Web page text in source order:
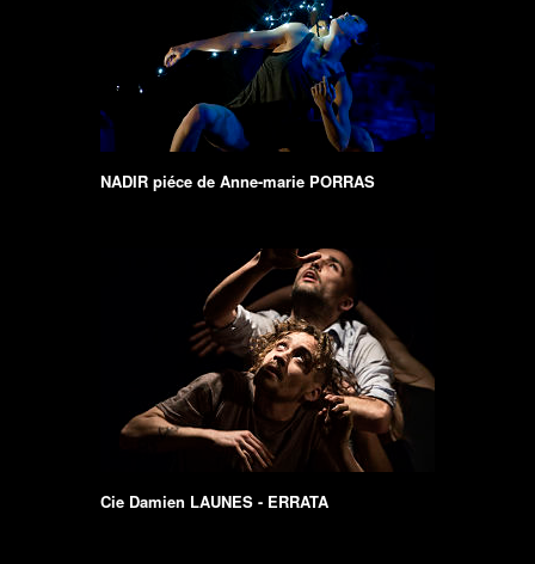
NADIR piéce de Anne-marie PORRAS
Cie Damien LAUNES - ERRATA